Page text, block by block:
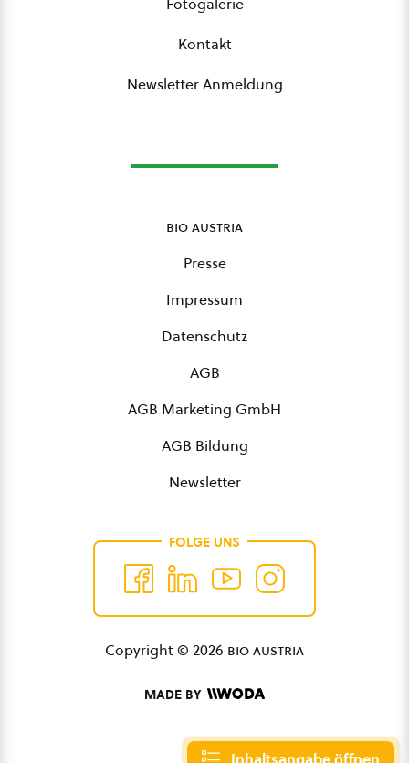
Kontakt
Newsletter Anmeldung
bio austria
Presse
Impressum
Datenschutz
AGB
AGB Marketing GmbH
AGB Bildung
Newsletter
FOLGE UNS
Copyright © 2026 bio austria
MADE BY